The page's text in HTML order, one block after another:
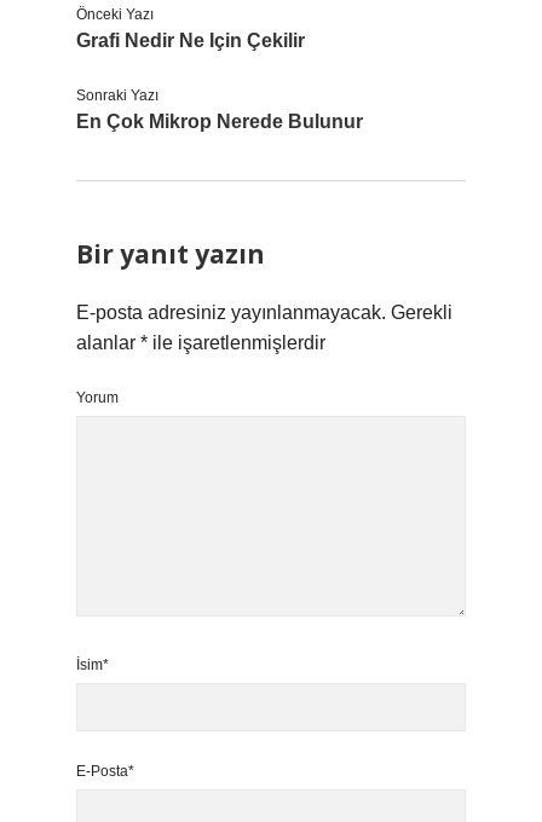
Önceki Yazı
Grafi Nedir Ne Için Çekilir
Sonraki Yazı
En Çok Mikrop Nerede Bulunur
Bir yanıt yazın
E-posta adresiniz yayınlanmayacak. Gerekli
alanlar * ile işaretlenmişlerdir
Yorum
İsim*
E-Posta*